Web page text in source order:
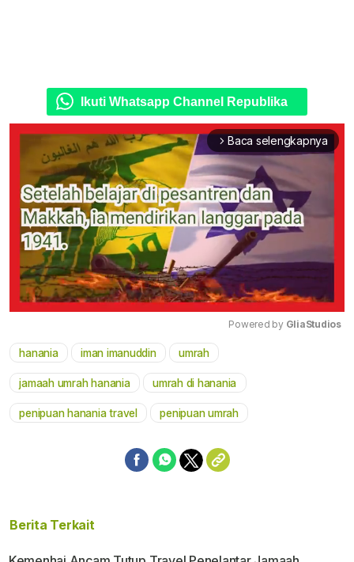
Ikuti Whatsapp Channel Republika
arrow_forward_ios Baca selengkapnya
Powered by GliaStudios
hanania iman imanuddin umrah
jamaah umrah hanania umrah di hanania
penipuan hanania travel penipuan umrah
Berita Terkait